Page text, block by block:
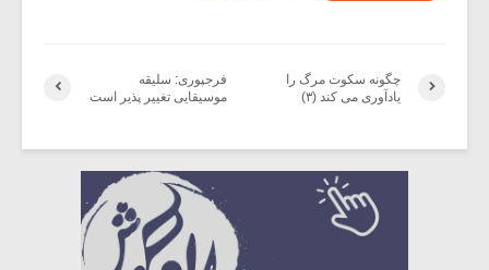
فرجپوری: سلیقه
موسیقایی تغییر پذیر است
چگونه سکوت مرگ را
یادآوری می کند (۳)